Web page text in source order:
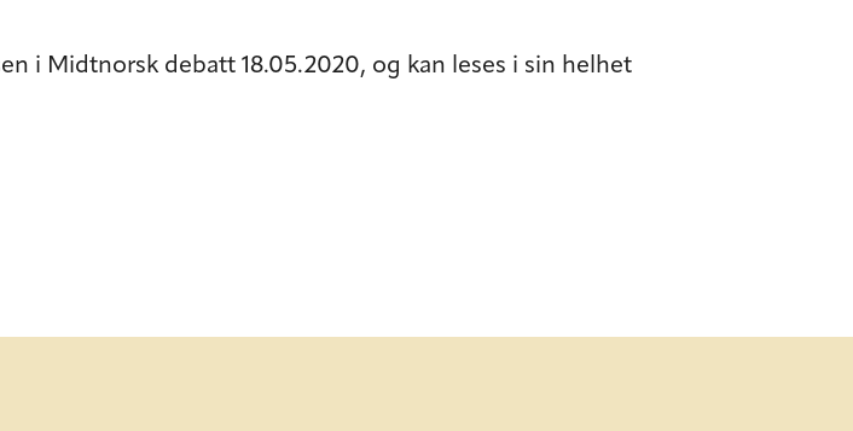
i Midtnorsk debatt 18.05.2020, og kan leses i sin helhet